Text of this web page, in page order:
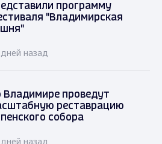
программу
"Владимирская
назад
Владимире проведут
реставрацию
собора
назад